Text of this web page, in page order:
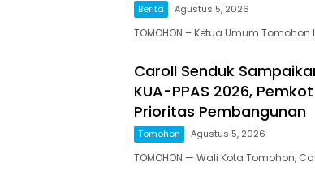
Berita Agustus 5, 2026
TOMOHON – Ketua Umum
Caroll Senduk
KUA-PPAS 2026,
Prioritas Pembangunan
Tomohon Agustus 5, 2026
TOMOHON — Wali Kota Tomohon,